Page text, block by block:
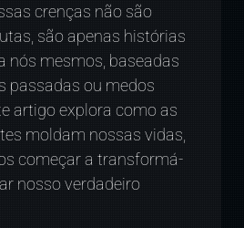
crenças não são
são apenas histórias
nós mesmos, baseadas
passadas ou medos
artigo explora como as
moldam nossas vidas,
começar a transformá-
nosso verdadeiro